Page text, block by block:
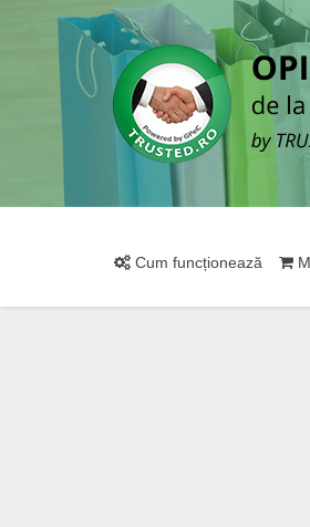
Cum funcționează